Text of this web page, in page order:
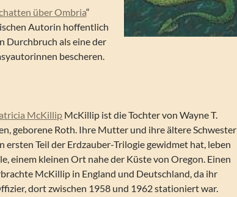
über Ombria“
Autorin hoffentlich
Durchbruch als eine der
bescheren.
McKillip McKillip ist die Tochter von Wayne T.
geborene Roth. Ihre Mutter und ihre ältere Schwester
ersten Teil der Erdzauber-Trilogie gewidmet hat, leben
einem kleinen Ort nahe der Küste von Oregon. Einen
McKillip in England und Deutschland, da ihr
dort zwischen 1958 und 1962 stationiert war.